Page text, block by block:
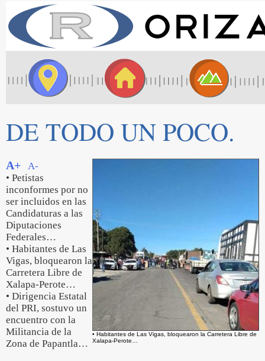
DE TODO UN POCO.
• Habitantes de Las Vigas, bloquearon la Carretera Libre de
Xalapa-Perote…
A+
A-
• Petistas
inconformes por no
ser incluidos en las
Candidaturas a las
Diputaciones
Federales…
• Habitantes de Las
Vigas, bloquearon la
Carretera Libre de
Xalapa-Perote…
• Dirigencia Estatal
del PRI, sostuvo un
encuentro con la
Militancia de la
Zona de Papantla…